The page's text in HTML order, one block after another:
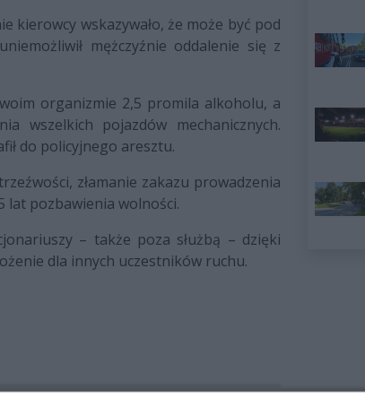
kierowcy wskazywało, że może być pod
mężczyźnie oddalenie się z
organizmie 2,5 promila alkoholu, a
wszelkich pojazdów mechanicznych.
do policyjnego aresztu.
złamanie zakazu prowadzenia
lat pozbawienia wolności.
– także poza służbą – dzięki
dla innych uczestników ruchu.